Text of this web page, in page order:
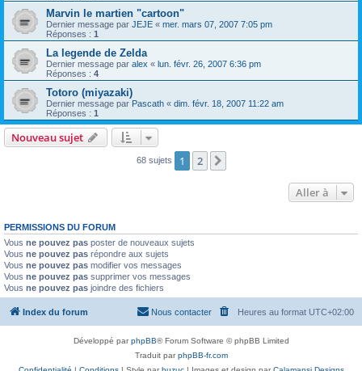
Marvin le martien "cartoon"
Dernier message par JEJE « mer. mars 07, 2007 7:05 pm
Réponses : 1
La legende de Zelda
Dernier message par alex « lun. févr. 26, 2007 6:36 pm
Réponses : 4
Totoro (miyazaki)
Dernier message par Pascath « dim. févr. 18, 2007 11:22 am
Réponses : 1
Nouveau sujet
68 sujets 1 2
Aller à
PERMISSIONS DU FORUM
Vous ne pouvez pas poster de nouveaux sujets
Vous ne pouvez pas répondre aux sujets
Vous ne pouvez pas modifier vos messages
Vous ne pouvez pas supprimer vos messages
Vous ne pouvez pas joindre des fichiers
Index du forum Heures au format UTC+02:00
Nous contacter
Développé parphpBB® Forum Software © phpBB Limited
Traduit parphpBB-fr.com